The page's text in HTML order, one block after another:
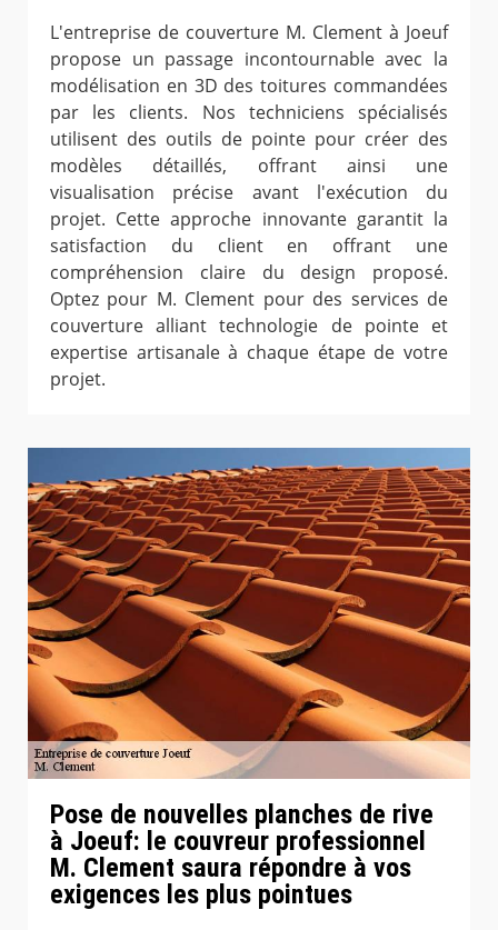
L'entreprise de couverture M. Clement à Joeuf
propose un passage incontournable avec la
modélisation en 3D des toitures commandées
par les clients. Nos techniciens spécialisés
utilisent des outils de pointe pour créer des
modèles détaillés, offrant ainsi une
visualisation précise avant l'exécution du
projet. Cette approche innovante garantit la
satisfaction du client en offrant une
compréhension claire du design proposé.
Optez pour M. Clement pour des services de
couverture alliant technologie de pointe et
expertise artisanale à chaque étape de votre
projet.
Pose de nouvelles planches de rive
à Joeuf: le couvreur professionnel
M. Clement saura répondre à vos
exigences les plus pointues